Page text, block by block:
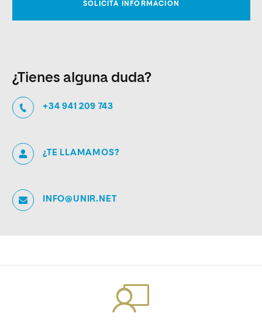
¿Tienes alguna duda?
+34 941 209 743
¿TE LLAMAMOS?
INFO@UNIR.NET